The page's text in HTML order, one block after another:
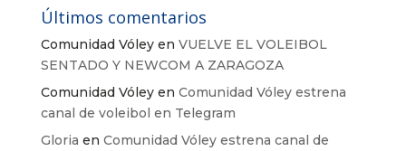
Últimos comentarios
Comunidad Vóleyen VUELVE EL VOLEIBOL
SENTADO Y NEWCOM A ZARAGOZA
Comunidad Vóleyen Comunidad Vóley estrena
canal de voleibol en Telegram
Gloria en Comunidad Vóley estrena canal de